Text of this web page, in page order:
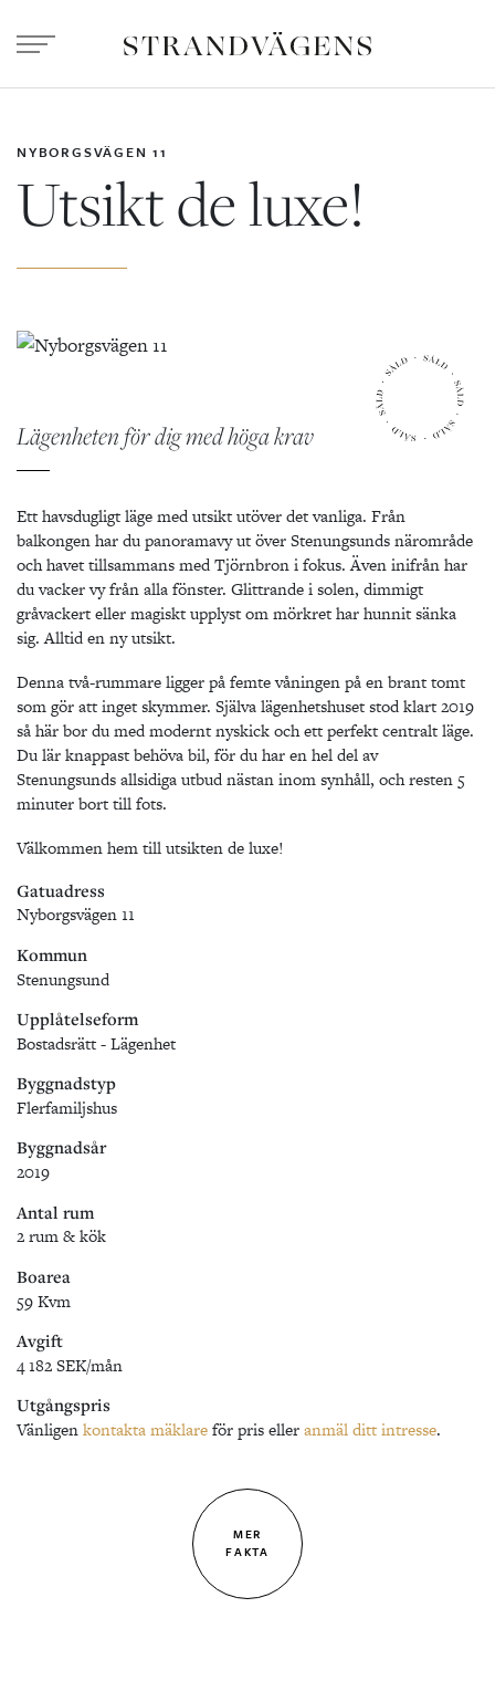
NYBORGSVÄGEN 11
Utsikt de luxe!
Lägenheten för dig med höga krav
Ett havsdugligt läge med utsikt utöver det vanliga. Från
balkongen har du panoramavy ut över Stenungsunds närområde
och havet tillsammans med Tjörnbron i fokus. Även inifrån har
du vacker vy från alla fönster. Glittrande i solen, dimmigt
gråvackert eller magiskt upplyst om mörkret har hunnit sänka
sig. Alltid en ny utsikt.
Denna två-rummare ligger på femte våningen på en brant tomt
som gör att inget skymmer. Själva lägenhetshuset stod klart 2019
så här bor du med modernt nyskick och ett perfekt centralt läge.
Du lär knappast behöva bil, för du har en hel del av
Stenungsunds allsidiga utbud nästan inom synhåll, och resten 5
minuter bort till fots.
Välkommen hem till utsikten de luxe!
Gatuadress
Nyborgsvägen 11
Kommun
Stenungsund
Upplåtelseform
Bostadsrätt - Lägenhet
Byggnadstyp
Flerfamiljshus
Byggnadsår
2019
Antal rum
2 rum & kök
Boarea
59 Kvm
Avgift
4 182 SEK/mån
Utgångspris
Vänligenkontakta mäklareför pris elleranmäl ditt intresse.
MER
FAKTA